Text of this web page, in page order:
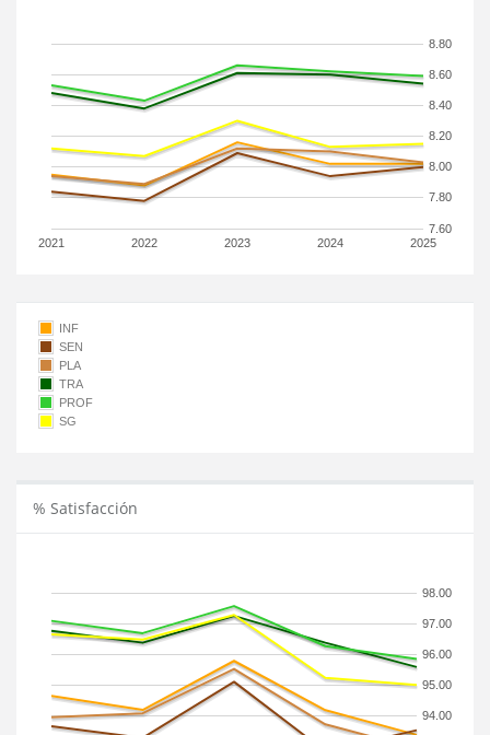
2021 2022 2023 2024 2025
7.60
7.80
8.00
8.20
8.40
8.60
8.80
INF
SEN
PLA
TRA
PROF
SG
% Satisfacción
94.00
95.00
96.00
97.00
98.00